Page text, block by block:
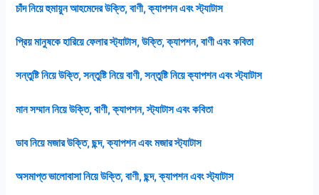
চাঁদ নিয়ে হুমায়ুন আহমেদের উক্তি, বাণী, ক্যাপশন এবং স্ট্যাটাস
প্রিয় মানুষকে হারিয়ে ফেলার স্ট্যাটাস, উক্তি, ক্যাপশন, বাণী এবং কবিতা
সন্তুষ্টি নিয়ে উক্তি, সন্তুষ্টি নিয়ে বাণী, সন্তুষ্টি নিয়ে ক্যাপশন এবং স্ট্যাটাস
মান সম্মান নিয়ে উক্তি, বাণী, ক্যাপশন, স্ট্যাটাস এবং কবিতা
ডাব নিয়ে মজার উক্তি, ছন্দ, ক্যাপশন এবং মজার স্ট্যাটাস
অসমাপ্ত ভালোবাসা নিয়ে উক্তি, বাণী, ছন্দ, ক্যাপশন এবং স্ট্যাটাস